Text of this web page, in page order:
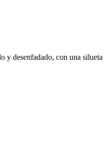
y desenfadado, con una silueta